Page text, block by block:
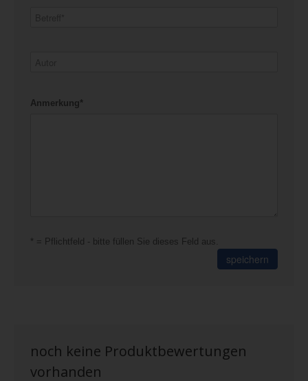
Anmerkung*
* = Pflichtfeld - bitte füllen Sie dieses Feld aus.
speichern
noch keine Produktbewertungen
vorhanden